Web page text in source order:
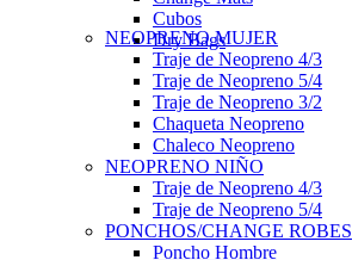
Cubos
Dry Bags
NEOPRENO MUJER
Traje de Neopreno 4/3
Traje de Neopreno 5/4
Traje de Neopreno 3/2
Chaqueta Neopreno
Chaleco Neopreno
NEOPRENO NIÑO
Traje de Neopreno 4/3
Traje de Neopreno 5/4
PONCHOS/CHANGE ROBES
Poncho Hombre